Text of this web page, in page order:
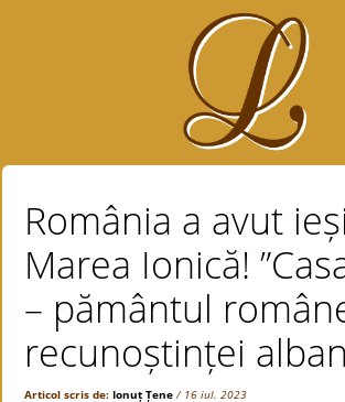
România a avut
Marea Ionică!
– pământul
recunoștinței
Articol scris de:Ionuț Țene / 16 iul. 2023